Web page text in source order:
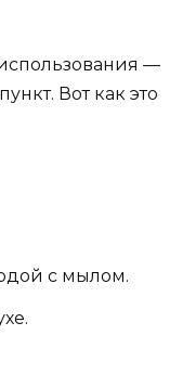
—
Вот как это
с мылом.